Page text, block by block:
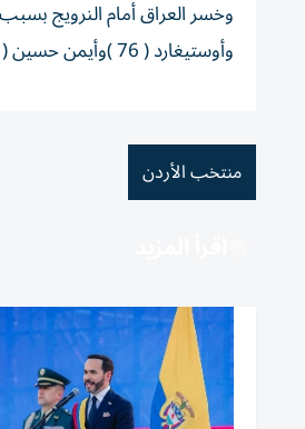
وأوستيغارد ( 76 )وأيمن حسين ( 90+6 بالخطأ في مرماه ).
منتخب الأردن